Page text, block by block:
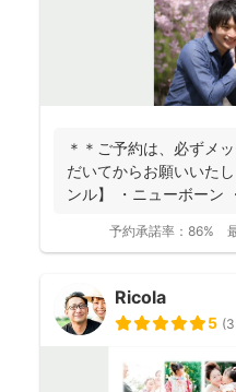
＊＊ご予約は、必ずメ
だいてからお願いいた
ンル】 ・ニューボーン
予約承諾率： 86%
Ricola
5 (